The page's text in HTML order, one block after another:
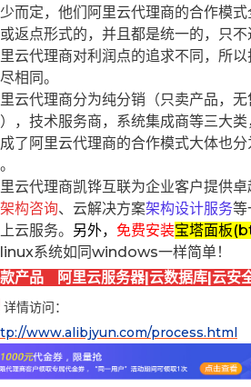
而定，他们阿里云代理商的合作模式
返点形式的，并且都是统一的，只不
云代理商对利润点的追求不同，所以
相同。
云代理商分为纯分销（只卖产品，无
，技术服务商，系统集成商等三大
了阿里云代理商的合作模式大体也分
云代理商凯铧互联为企业客户提供卓
构咨询、云解决方案架构设计服务等
云服务。 另外， 免费安装宝塔面板
系统如同windows一样简单！
产品 阿里云服务器|云数据库|云安
详情访问：
www.alibjyun.com/process.html